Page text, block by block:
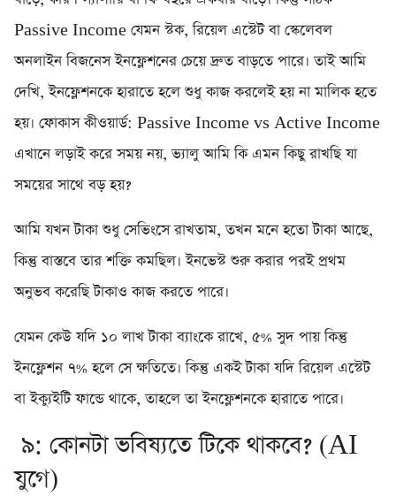
Passive Income যেমন স্টক, রিয়েল এস্টেট বা স্কেলেবল
অনলাইন বিজনেস ইনফ্লেশনের চেয়ে দ্রুত বাড়তে পারে। তাই আমি
দেখি, ইনফ্লেশনকে হারাতে হলে শুধু কাজ করলেই হয় না মালিক হতে
হয়। ফোকাস কীওয়ার্ড: Passive Income vs Active Income
এখানে লড়াই করে সময় নয়, ভ্যালু আমি কি এমন কিছু রাখছি যা
সময়ের সাথে বড় হয়?
আমি যখন টাকা শুধু সেভিংসে রাখতাম, তখন মনে হতো টাকা আছে,
কিন্তু বাস্তবে তার শক্তি কমছিল। ইনভেস্ট শুরু করার পরই প্রথম
অনুভব করেছি টাকাও কাজ করতে পারে।
যেমন কেউ যদি ১০ লাখ টাকা ব্যাংকে রাখে, ৫% সুদ পায় কিন্তু
ইনফ্লেশন ৭% হলে সে ক্ষতিতে। কিন্তু একই টাকা যদি রিয়েল এস্টেট
বা ইক্যুইটি ফান্ডে থাকে, তাহলে তা ইনফ্লেশনকে হারাতে পারে।
৯: কোনটা ভবিষ্যতে টিকে থাকবে? (AI
যুগে)